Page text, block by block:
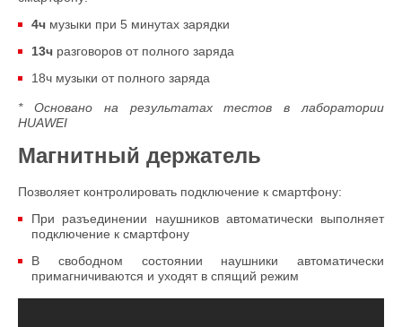
4ч музыки при 5 минутах зарядки
13ч разговоров от полного заряда
18ч музыки от полного заряда
* Основано на результатах тестов в лаборатории
HUAWEI
Магнитный держатель
Позволяет контролировать подключение к смартфону:
При разъединении наушников автоматически выполняет
подключение к смартфону
В свободном состоянии наушники автоматически
примагничиваются и уходят в спящий режим